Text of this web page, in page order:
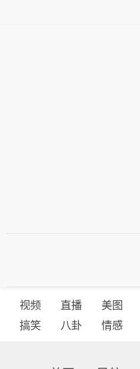
视频 直播 美图
搞笑
八卦 情感